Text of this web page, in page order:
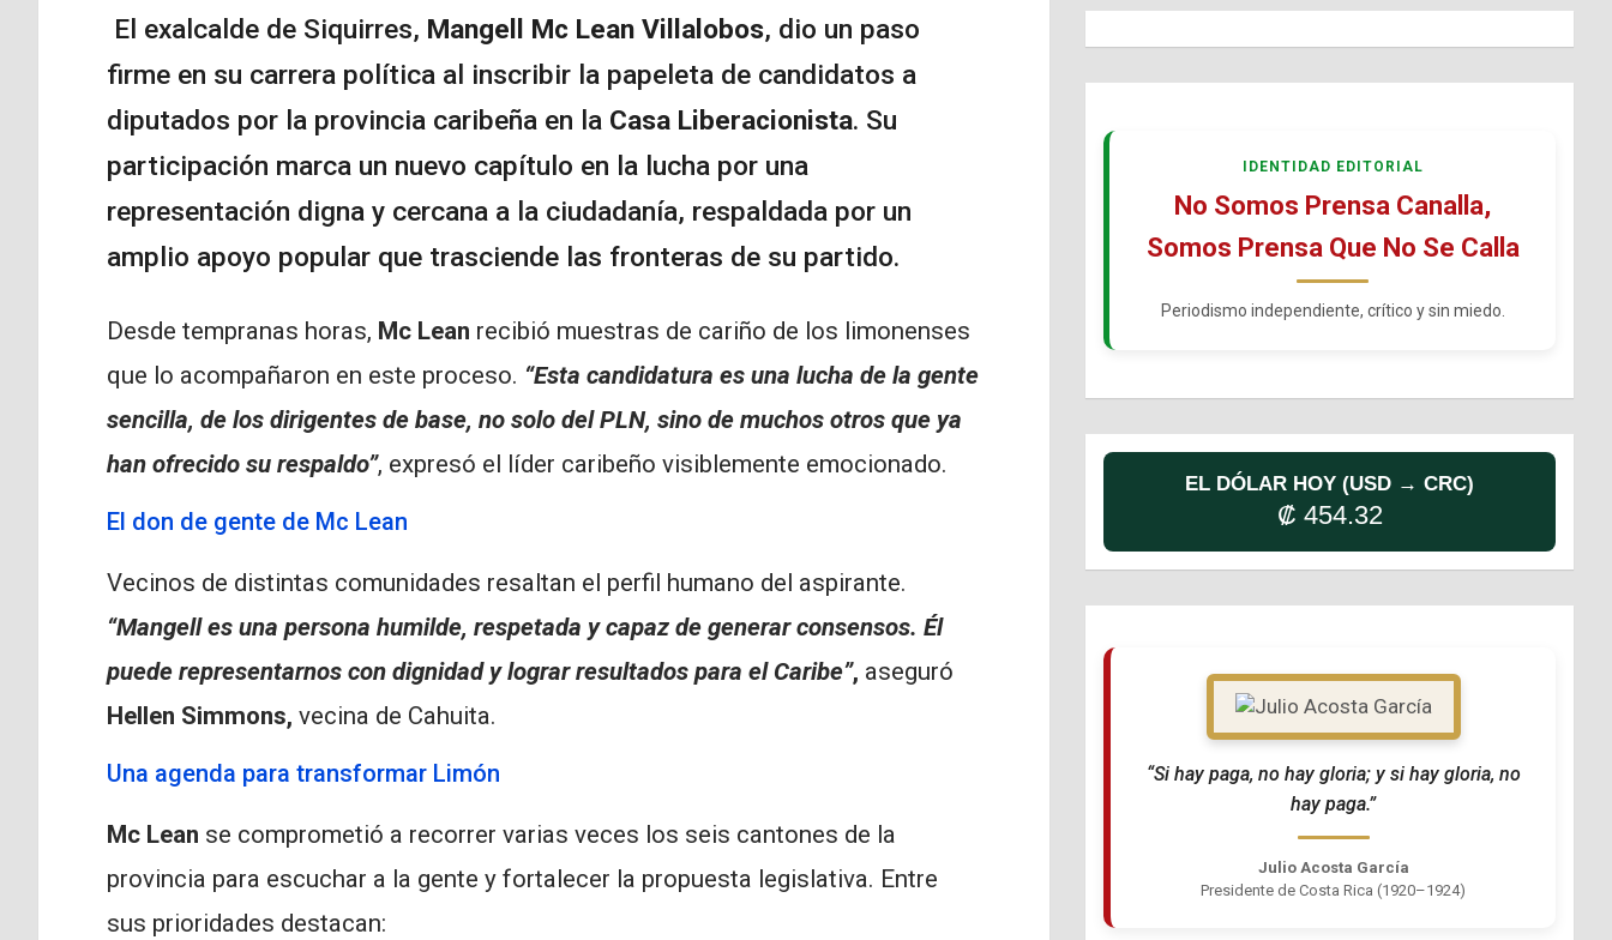
El exalcalde de Siquirres, Mangell Mc Lean Villalobos, dio un paso
firme en su carrera política al inscribir la papeleta de candidatos a
diputados por la provincia caribeña en la Casa Liberacionista. Su
participación marca un nuevo capítulo en la lucha por una
representación digna y cercana a la ciudadanía, respaldada por un
amplio apoyo popular que trasciende las fronteras de su partido.
Desde tempranas horas, Mc Lean recibió muestras de cariño de los limonenses
que lo acompañaron en este proceso. “Esta candidatura es una lucha de la gente
sencilla, de los dirigentes de base, no solo del PLN, sino de muchos otros que ya
han ofrecido su respaldo”, expresó el líder caribeño visiblemente emocionado.
El don de gente de Mc Lean
Vecinos de distintas comunidades resaltan el perfil humano del aspirante.
“Mangell es una persona humilde, respetada y capaz de generar consensos. Él
puede representarnos con dignidad y lograr resultados para el Caribe”, aseguró
Hellen Simmons, vecina de Cahuita.
Una agenda para transformar Limón
Mc Lean se comprometió a recorrer varias veces los seis cantones de la
provincia para escuchar a la gente y fortalecer la propuesta legislativa. Entre
sus prioridades destacan:
IDENTIDAD EDITORIAL
No Somos Prensa Canalla,
Somos Prensa Que No Se Calla
Periodismo independiente, crítico y sin miedo.
EL DÓLAR HOY (USD → CRC)
₡ 454.32
“Si hay paga, no hay gloria; y si hay gloria, no
hay paga.”
Julio Acosta García
Presidente de Costa Rica (1920–1924)